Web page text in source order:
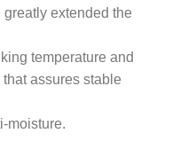
extended the
temperature and
assures stable
moisture.